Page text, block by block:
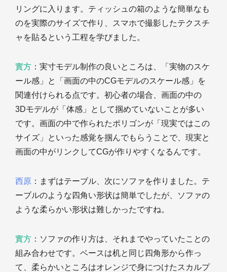
リングに入ります。ティッシュの箱のような簡単なも
のを実際のサイズで作り、スマホで撮影したテクスチ
ャを貼るという工程を学びました。
實方 ：実寸モデル制作の良いところは、「実物のスケ
ール感」と「画面の中のCGモデルのスケール感」を
関連付けられる点です。初心者の場合、画面の中の
3Dモデルが「体感」として掴めていないことが多い
です。画面の中で作られたポリゴンが「現実ではこの
サイズ」といった感覚を掴んでもらうことで、現実と
画面の中がリンクしてCGが作りやすくなるんです。
西原 ：まずはテーブル、次にソファを作りました。テ
ーブルのような四角い形状は簡単でしたが、ソファの
ような柔らかい形状は難しかったですね。
實方 ：ソファの作り方は、それまでやっていたことの
組み合わせです。ベースは机と同じ四角形から作っ
て、柔らかいところはオレンジで身につけたスカルプ